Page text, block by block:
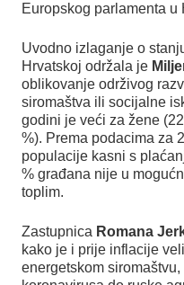
Europskog parlamenta u
Uvodno izlaganje o
Hrvatskoj održala je
oblikovanje održivog
siromaštva ili socijalne
godini je veći za žene
%). Prema podacima za
populacije kasni s
% građana nije u
toplim.
Zastupnica Romana
kako je i prije inflacije
energetskom